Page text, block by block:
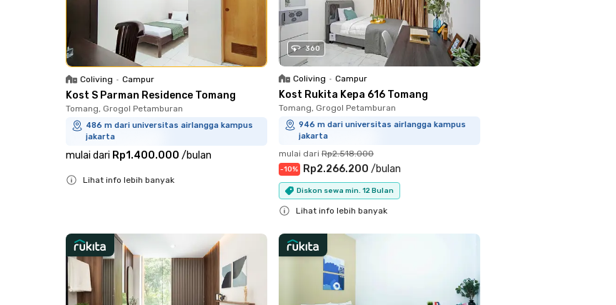
Coliving • Campur
Kost S Parman Residence Tomang
Tomang, Grogol Petamburan
486 m dari universitas airlangga kampus
jakarta
mulai dari Rp1.400.000 /bulan
Lihat info lebih banyak
360
Coliving • Campur
Kost Rukita Kepa 616 Tomang
Tomang, Grogol Petamburan
946 m dari universitas airlangga kampus
jakarta
mulai dari Rp2.518.000
-10% Rp2.266.200 /bulan
Diskon sewa min. 12 Bulan
Lihat info lebih banyak